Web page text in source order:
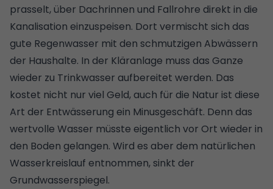
prasselt, über Dachrinnen und Fallrohre direkt in die
Kanalisation einzuspeisen. Dort vermischt sich das
gute Regenwasser mit den schmutzigen Abwässern
der Haushalte. In der Kläranlage muss das Ganze
wieder zu Trinkwasser aufbereitet werden. Das
kostet nicht nur viel Geld, auch für die Natur ist diese
Art der Entwässerung ein Minusgeschäft. Denn das
wertvolle Wasser müsste eigentlich vor Ort wieder in
den Boden gelangen. Wird es aber dem natürlichen
Wasserkreislauf entnommen, sinkt der
Grundwasserspiegel.